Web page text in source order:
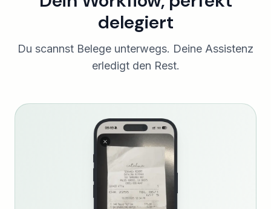
delegiert
Du scannst Belege unterwegs. Deine Assistenz
erledigt den Rest.